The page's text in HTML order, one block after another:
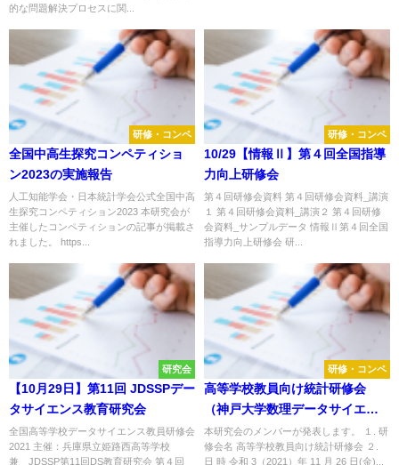
的な問題解決プロセスに関...
研修・コンペ
全国中高生探究コンペティショ
ン2023の実施報告
人工知能学会・日本統計学会公式全国中高
生探究コンペティション2023 本研究会が
主催したコンペティションの記事が掲載さ
れました。 https...
研修・コンペ
10/29【情報Ⅱ】第４回全国指導
力向上研修会
第４回研修会資料 第４回研修会資料_講演
１ 第４回研修会資料_講演２ 第４回研修
会資料_サンプルデータ 情報Ⅱ第４回全国
指導力向上研修会 研...
研究会
【10月29日】第11回 JDSSPデー
タサイエンス教育研究会
全国高等学校データサイエンス教員研修会
2021 主催：兵庫県立姫路西高等学校
兼 JDSSP第11回DS教育研究会 第４回
研修・コンペ
高等学校教員向け統計研修会
（神戸大学数理データサイエン
スセンター）
本研究会のメンバーが発表します。 １. 研
修会名 高等学校教員向け統計研修会 ２.
日 時 令和 3（2021）年 11 月 26 日(金)...